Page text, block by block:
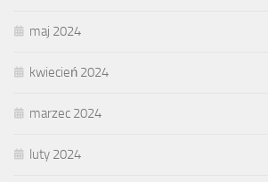
maj 2024
kwiecień 2024
marzec 2024
luty 2024